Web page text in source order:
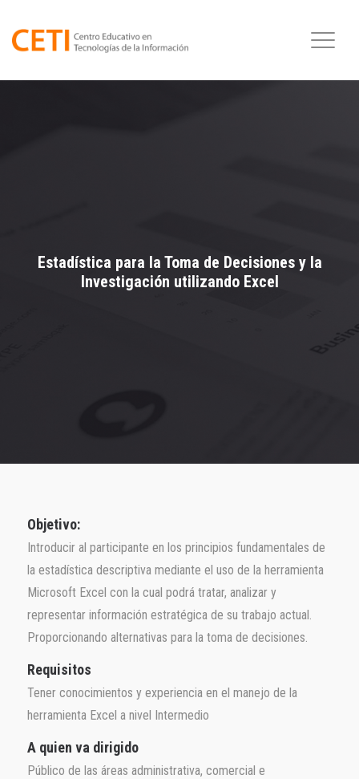
Estadística para la Toma de Decisiones y la
Investigación utilizando Excel
Objetivo:
Introducir al participante en los principios fundamentales de
la estadística descriptiva mediante el uso de la herramienta
Microsoft Excel con la cual podrá tratar, analizar y
representar información estratégica de su trabajo actual.
Proporcionando alternativas para la toma de decisiones.
Requisitos
Tener conocimientos y experiencia en el manejo de la
herramienta Excel a nivel Intermedio
A quien va dirigido
Público de las áreas administrativa, comercial e